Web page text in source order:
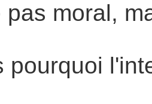
pas moral,
pourquoi